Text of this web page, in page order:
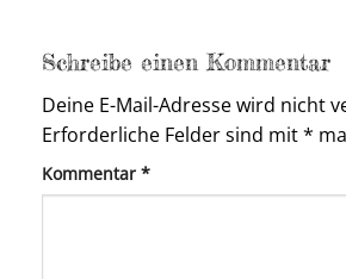
Schreibe einen Kommentar
Deine E-Mail-Adresse wird nicht
Erforderliche Felder sind mit*
Kommentar *